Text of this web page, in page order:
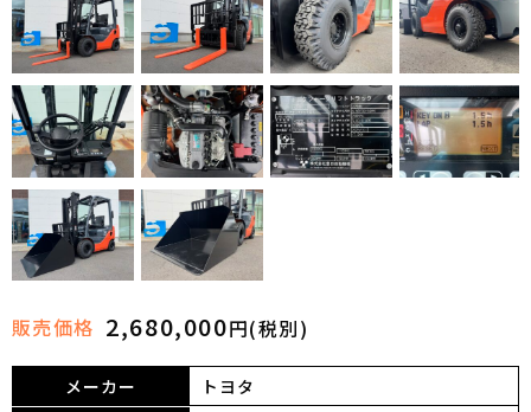
販売価格 2,680,000円(税別)
メーカー
トヨタ